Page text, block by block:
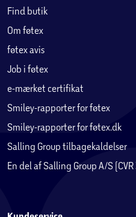
Find butik
Om føtex
føtex avis
Job i føtex
e-mærket certifikat
Smiley-rapporter for føtex
Smiley-rapporter for føtex.dk
Salling Group tilbagekaldelser
En del af Salling Group A/S